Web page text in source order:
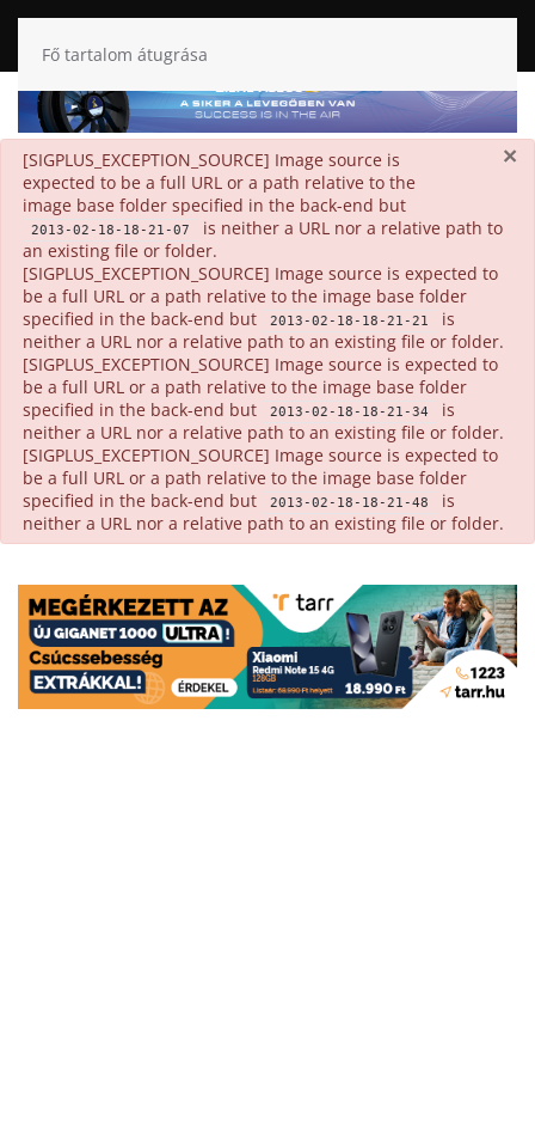
Fő tartalom átugrása
×
danger
[SIGPLUS_EXCEPTION_SOURCE] Image source is
expected to be a full URL or a path relative to the
image base folder specified in the back-end but
2013-02-18-18-21-07
is neither a URL nor a relative path to
an existing file or folder.
[SIGPLUS_EXCEPTION_SOURCE] Image source is expected to
be a full URL or a path relative to the image base folder
specified in the back-end but
2013-02-18-18-21-21
is
neither a URL nor a relative path to an existing file or folder.
[SIGPLUS_EXCEPTION_SOURCE] Image source is expected to
be a full URL or a path relative to the image base folder
specified in the back-end but
2013-02-18-18-21-34
is
neither a URL nor a relative path to an existing file or folder.
[SIGPLUS_EXCEPTION_SOURCE] Image source is expected to
be a full URL or a path relative to the image base folder
specified in the back-end but
2013-02-18-18-21-48
is
neither a URL nor a relative path to an existing file or folder.